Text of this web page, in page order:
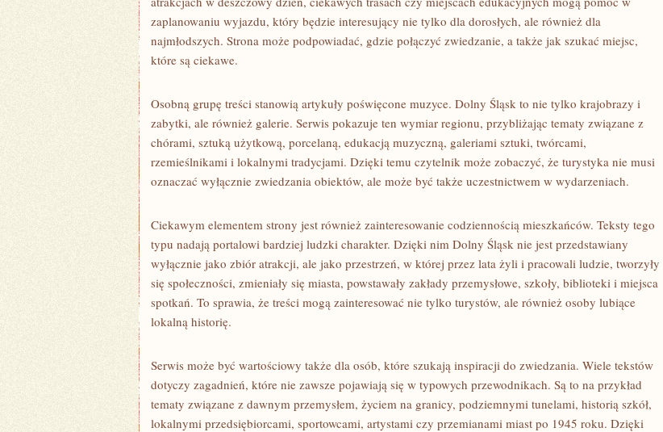
zaplanowaniu wyjazdu, który będzie interesujący nie tylko dla dorosłych, ale również dla
najmłodszych. Strona może podpowiadać, gdzie połączyć zwiedzanie, a także jak szukać miejsc,
które są ciekawe.
Osobną grupę treści stanowią artykuły poświęcone muzyce. Dolny Śląsk to nie tylko krajobrazy i
zabytki, ale również galerie. Serwis pokazuje ten wymiar regionu, przybliżając tematy związane z
chórami, sztuką użytkową, porcelaną, edukacją muzyczną, galeriami sztuki, twórcami,
rzemieślnikami i lokalnymi tradycjami. Dzięki temu czytelnik może zobaczyć, że turystyka nie musi
oznaczać wyłącznie zwiedzania obiektów, ale może być także uczestnictwem w wydarzeniach.
Ciekawym elementem strony jest również zainteresowanie codziennością mieszkańców. Teksty tego
typu nadają portalowi bardziej ludzki charakter. Dzięki nim Dolny Śląsk nie jest przedstawiany
wyłącznie jako zbiór atrakcji, ale jako przestrzeń, w której przez lata żyli i pracowali ludzie, tworzyły
się społeczności, zmieniały się miasta, powstawały zakłady przemysłowe, szkoły, biblioteki i miejsca
spotkań. To sprawia, że treści mogą zainteresować nie tylko turystów, ale również osoby lubiące
lokalną historię.
Serwis może być wartościowy także dla osób, które szukają inspiracji do zwiedzania. Wiele tekstów
dotyczy zagadnień, które nie zawsze pojawiają się w typowych przewodnikach. Są to na przykład
tematy związane z dawnym przemysłem, życiem na granicy, podziemnymi tunelami, historią szkół,
lokalnymi przedsiębiorcami, sportowcami, artystami czy przemianami miast po 1945 roku. Dzięki